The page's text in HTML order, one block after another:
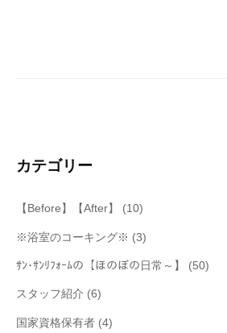
カテゴリー
【Before】【After】 (10)
※浴室のコーキング※ (3)
ｻﾝ･ｻﾝﾘﾌｫｰﾑの【ほのぼの日常～】 (50)
スタッフ紹介 (6)
国家資格保有者 (4)